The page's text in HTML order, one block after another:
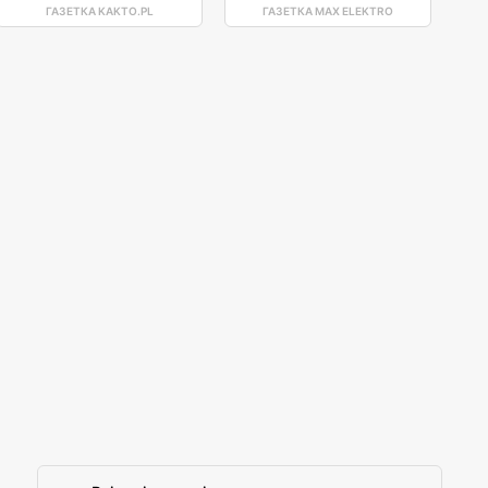
ГАЗЕТКА KAKTO.PL ГАЗЕТКА MAX ELEKTRO